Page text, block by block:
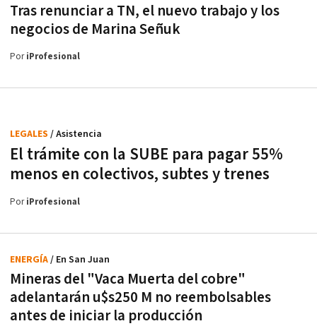
Tras renunciar a TN, el nuevo trabajo y los
negocios de Marina Señuk
PoriProfesional
El trámite con la SUBE para pagar 55%
menos en colectivos, subtes y trenes
LEGALES / Asistencia
PoriProfesional
Mineras del "Vaca Muerta del cobre"
adelantarán u$s250 M no reembolsables
antes de iniciar la producción
ENERGÍA/ En San Juan